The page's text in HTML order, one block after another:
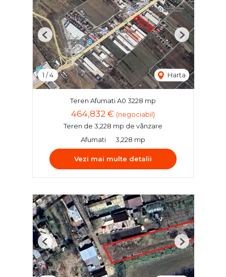
1 /4 Harta
Previous Next
Teren Afumati A0 3228 mp
464,832 € (negociabil)
Teren de 3,228 mp de vânzare
Afumati
3,228 mp
Vezi mai multe detalii
Previous Next